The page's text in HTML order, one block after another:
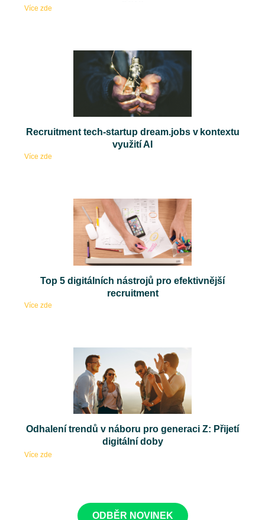
Více zde
Recruitment tech-startup dream.jobs v kontextu
využití AI
Více zde
Top 5 digitálních nástrojů pro efektivnější
recruitment
Více zde
Odhalení trendů v náboru pro generaci Z: Přijetí
digitální doby
Více zde
ODBĚR NOVINEK